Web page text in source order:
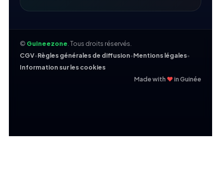
© Guineezone . Tous droits réservés.
CGV•Règles générales de diffusion•Mentions légales•
Information sur les cookies
Made with ❤in Guinée